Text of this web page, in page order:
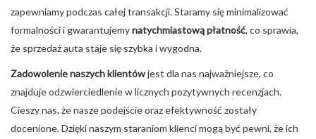
zapewniamy podczas całej transakcji. Staramy się minimalizować
formalności i gwarantujemynatychmiastową płatność, co sprawia,
że sprzedaż auta staje się szybka i wygodna.
Zadowolenie naszych klientówjest dla nas najważniejsze, co
znajduje odzwierciedlenie w licznych pozytywnych recenzjach.
Cieszy nas, że nasze podejście oraz efektywność zostały
docenione. Dzięki naszym staraniom klienci mogą być pewni, że ich